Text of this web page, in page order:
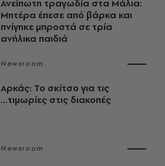
Ανείπωτη τραγωδία στα Μάλια:
Μητέρα έπεσε από βάρκα και
πνίγηκε μπροστά σε τρία
ανήλικα παιδιά
Newsroom
Αρκάς: Το σκίτσο για τις
...τιμωρίες στις διακοπές
Newsroom